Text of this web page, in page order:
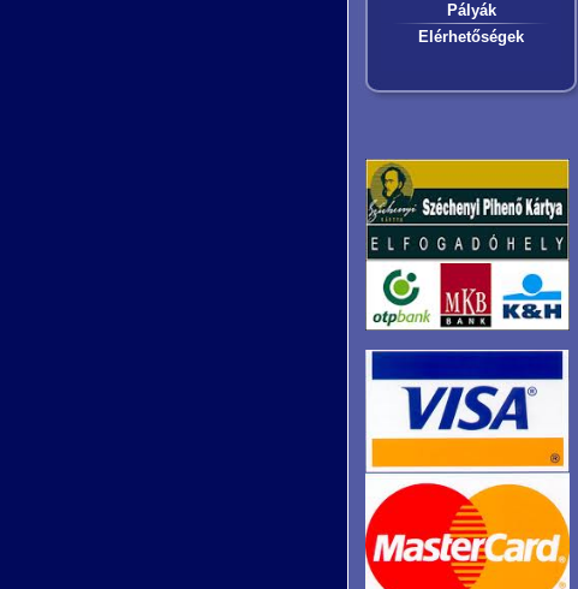
Pályák
Elérhetőségek